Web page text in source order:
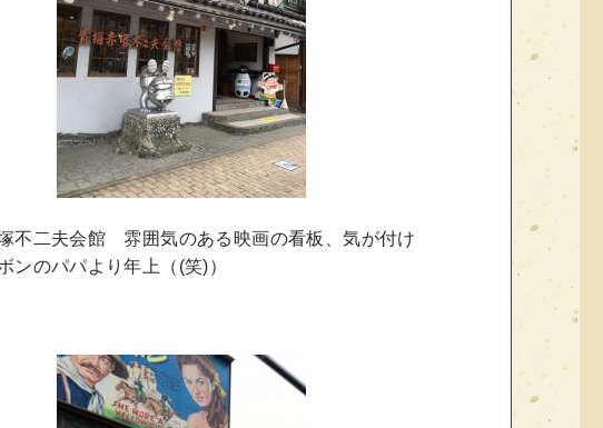
不二夫会館 雰囲気のある映画の看板、気が付け
ンのパパより年上（(笑)）